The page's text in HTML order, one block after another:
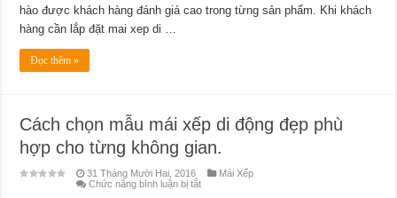
hào được khách hàng đánh giá cao trong từng sản phẩm. Khi khách
hàng cần lắp đặt mai xep di …
Đọc thêm »
Cách chọn mẫu mái xếp di động đẹp phù
hợp cho từng không gian.
31 Tháng Mười Hai, 2016
Mái Xếp
Chức năng bình luận bị tắtở